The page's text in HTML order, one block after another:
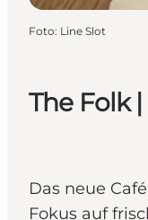
The Folk
Das neue
Fokus auf
Foto: Line Slot